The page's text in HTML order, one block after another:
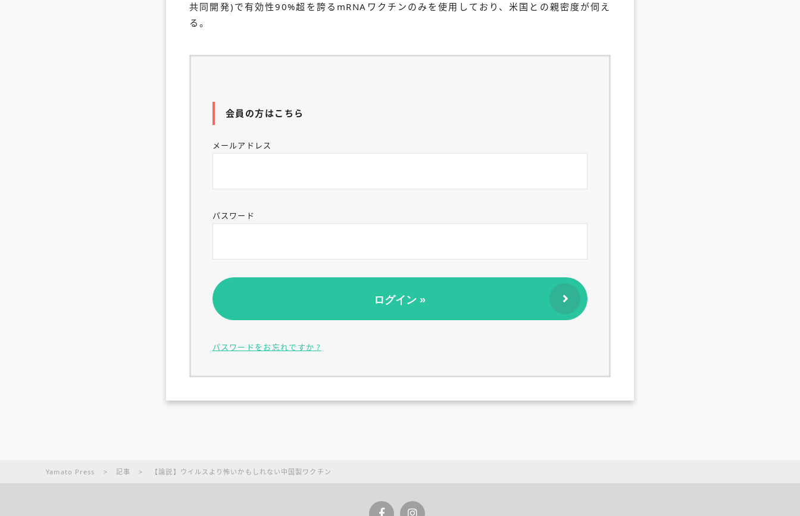
共同開発)で有効性90%超を誇るmRNAワクチンのみを使用しており、米国との親密度が伺え
る。
会員の方はこちら
メールアドレス
パスワード
パスワードをお忘れですか ?
Yamato Press > 記事 > 【論説】ウイルスより怖いかもしれない中国製ワクチン